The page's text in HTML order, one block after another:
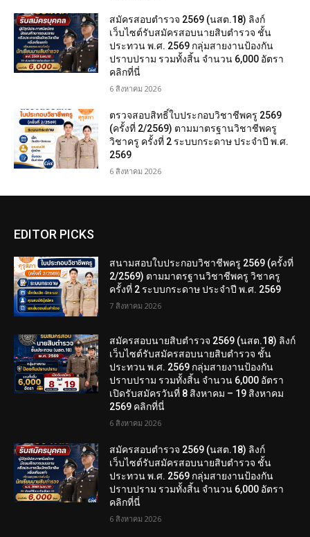
สมัครสอบตํารวจ 2569 (นสต.18) ลิงก์
เว็บไซต์รับสมัครสอบนายสิบตำรวจ ชั้น
ประทวน พ.ศ. 2569 กลุ่มสายงานป้องกัน
ปราบปราม รวมทั้งสิ้น จำนวน 6,000 อัตรา
คลิกที่นี่
6 สิงหาคม 2026
ตรวจสอบสิทธิ์ใบประกอบวิชาชีพครู 2569
(ครั้งที่ 2/2569) ตามมาตรฐานวิชาชีพครู
วิชาครู ครั้งที่ 2 ระบบกระดาษ ประจำปี พ.ศ.
2569
6 สิงหาคม 2026
EDITOR PICKS
สนามสอบใบประกอบวิชาชีพครู 2569 (ครั้งที่
2/2569) ตามมาตรฐานวิชาชีพครู วิชาครู
ครั้งที่ 2 ระบบกระดาษ ประจำปี พ.ศ. 2569
7 สิงหาคม 2026
สมัครสอบนายสิบตำรวจ 2569 (นสต.18) ลิงก์
เว็บไซต์รับสมัครสอบนายสิบตำรวจ ชั้น
ประทวน พ.ศ. 2569 กลุ่มสายงานป้องกัน
ปราบปราม รวมทั้งสิ้น จำนวน 6,000 อัตรา
เปิดรับสมัครวันที่ 8 สิงหาคม – 19 สิงหาคม
2569 คลิกที่นี่
6 สิงหาคม 2026
สมัครสอบตํารวจ 2569 (นสต.18) ลิงก์
เว็บไซต์รับสมัครสอบนายสิบตำรวจ ชั้น
ประทวน พ.ศ. 2569 กลุ่มสายงานป้องกัน
ปราบปราม รวมทั้งสิ้น จำนวน 6,000 อัตรา
คลิกที่นี่
6 สิงหาคม 2026